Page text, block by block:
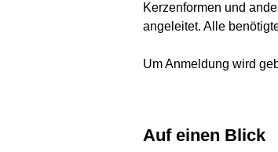
Kerzenformen und
angeleitet. Alle
Um Anmeldung wird
Auf einen Blick